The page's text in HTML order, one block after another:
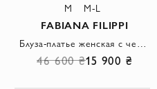
M M-L
FABIANA FILIPPI
46 600 ₴15 900 ₴